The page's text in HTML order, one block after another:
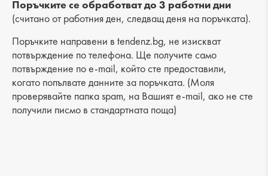
Обиколка на прасеца: -
Поръчките се обработват до 3 работни дни
(считано от работния ден, следващ деня на поръчката).
Поръчките направени в tendenz.bg, не изискват
потвърждение по телефона. Ще получите само
потвърждение по e-mail, който сте предоставили,
когато попълвате данните за поръчката. (Моля
проверявайте папка spam, на Вашият e-mail, ако не сте
получили писмо в стандартната поща)